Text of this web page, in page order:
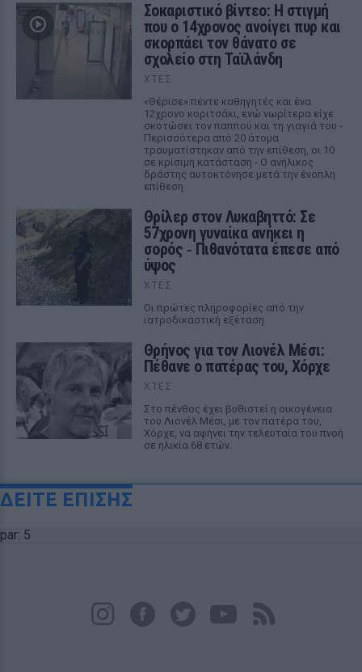
Σοκαριστικό βίντεο: Η στιγμή
που ο 14χρονος ανοίγει πυρ και
σκορπάει τον θάνατο σε
σχολείο στη Ταϊλάνδη
ΧΤΕΣ
«Θέρισε» πέντε καθηγητές και ένα
12χρονο κοριτσάκι, ενώ νωρίτερα είχε
σκοτώσει τον παππού και τη γιαγιά του -
Περισσότερα από 20 άτομα
τραυματίστηκαν από την επίθεση, οι 10
σε κρίσιμη κατάσταση - Ο ανήλικος
δράστης αυτοκτόνησε μετά την ένοπλη
επίθεση
Θρίλερ στον Λυκαβηττό: Σε
57χρονη γυναίκα ανήκει η
σορός ‑ Πιθανότατα έπεσε από
ύψος
ΧΤΕΣ
Οι πρώτες πληροφορίες από την
ιατροδικαστική εξέταση
Θρήνος για τον Λιονέλ Μέσι:
Πέθανε ο πατέρας του, Χόρχε
ΧΤΕΣ
Στο πένθος έχει βυθιστεί η οικογένεια
του Λιονέλ Μέσι, με τον πατέρα του,
Χόρχε, να αφήνει την τελευταία του πνοή
σε ηλικία 68 ετών.
ΔΕΙΤΕ ΕΠΙΣΗΣ
par: 5